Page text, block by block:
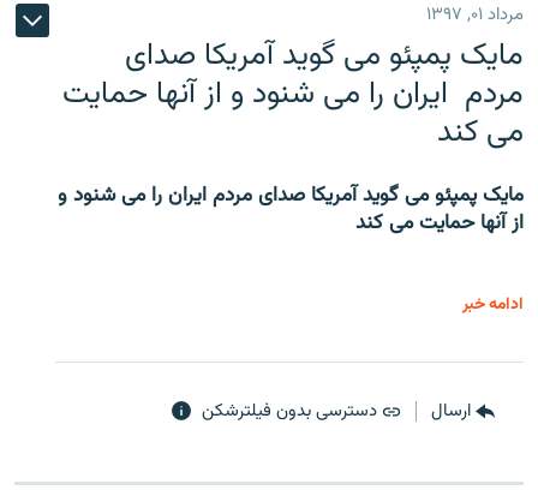
مرداد ۰۱, ۱۳۹۷
مایک پمپئو می گوید آمریکا صدای
مردم ایران را می شنود و از آنها حمایت
می کند
مایک پمپئو می گوید آمریکا صدای مردم ایران را می شنود و
از آنها حمایت می کند
ادامه خبر
ارسال دسترسی بدون فیلترشکن